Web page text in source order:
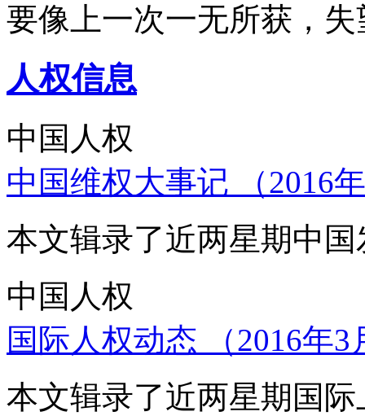
要像上一次一无所获，
人权信息
中国人权
中国维权大事记 （2016
本文辑录了近两星期中
中国人权
国际人权动态 （2016年
本文辑录了近两星期国